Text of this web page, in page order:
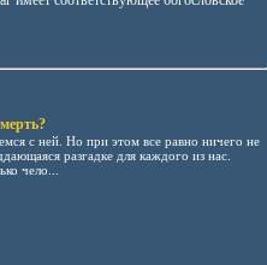
с ней. Но при этом все равно ничего не
разгадке для каждого из нас.
чело...